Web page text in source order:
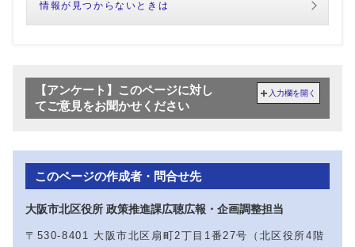
情報が見つからないときは
【アンケート】このページに対し
てご意見をお聞かせください
入力欄を開く
このページの作成者・問合せ先
大阪市北区役所 政策推進課広聴広報・企画調整担当
〒530-8401 大阪市北区扇町2丁目1番27号（北区役所4階